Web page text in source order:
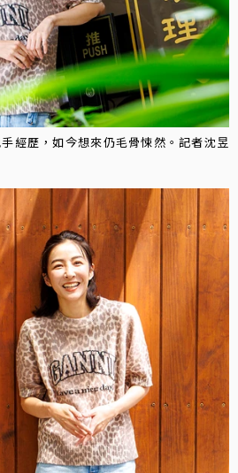
經歷，如今想來仍毛骨悚然。記者沈昱